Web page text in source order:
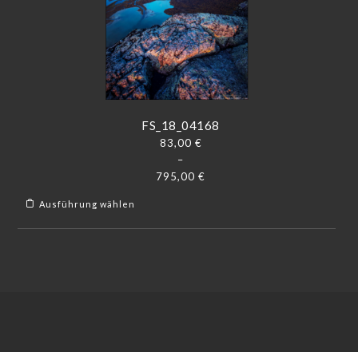
FS_18_04168
83,00 €
–
795,00 €
Ausführung wählen